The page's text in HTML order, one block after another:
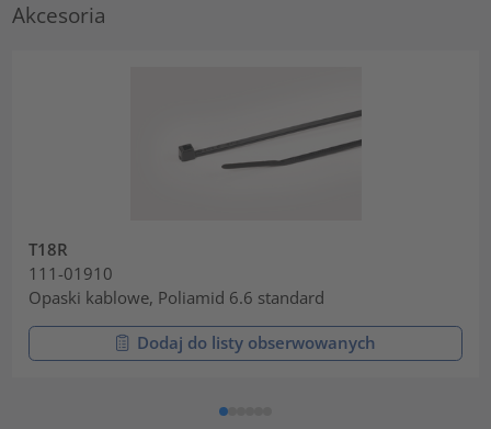
Akcesoria
T18R
111-01910
Opaski kablowe, Poliamid 6.6 standard
Dodaj do listy obserwowanych